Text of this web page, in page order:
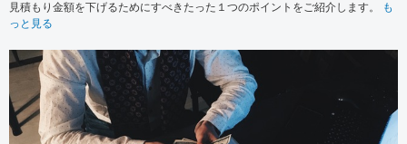
見積もり金額を下げるためにすべきたった１つのポイントをご紹介します。
も
っと見る